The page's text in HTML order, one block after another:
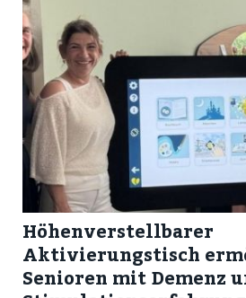
Höhenverstellbarer
Aktivierungstisch
Senioren mit Demenz